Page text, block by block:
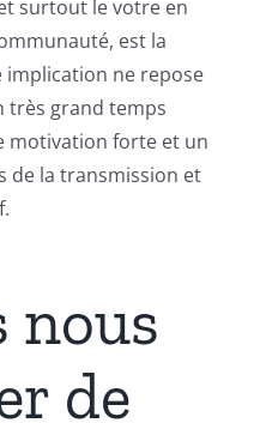
surtout le votre en
est la
implication ne repose
très grand temps
motivation forte et un
de la transmission et
nous
de